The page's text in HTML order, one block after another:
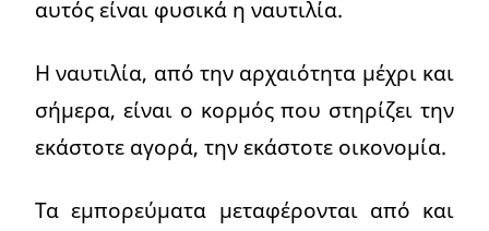
αυτός είναι φυσικά η ναυτιλία.
Η ναυτιλία, από την αρχαιότητα μέχρι και
σήμερα, είναι ο κορμός που στηρίζει την
εκάστοτε αγορά, την εκάστοτε οικονομία.
Τα εμπορεύματα μεταφέρονται από και